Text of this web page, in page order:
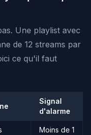
Une playlist avec
de 12 streams par
ce qu'il faut
Signal
d'alarme
Moins de 1